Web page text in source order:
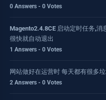
0 Answers - 0 Votes
Magento2.4.8CE 启动定时任务,消
很快就自动退出
1 Answers - 0 Votes
网站做好在运营时 每天都有很多
2 Answers - 0 Votes